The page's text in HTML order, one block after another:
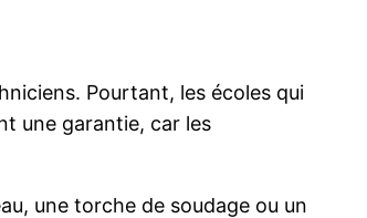
Pourtant, les écoles qui
une garantie, car les
une torche de soudage ou un